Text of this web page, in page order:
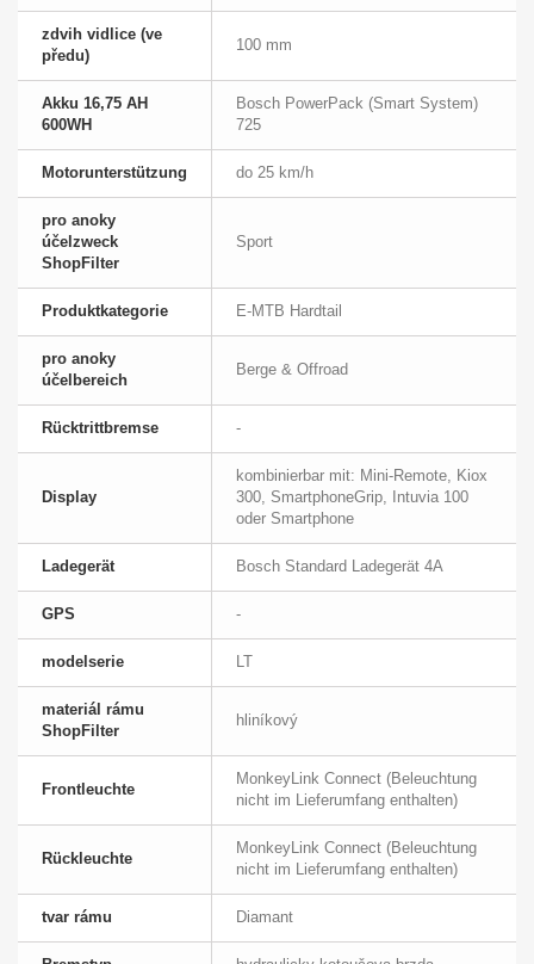
zdvih vidlice (ve
předu)
100 mm
Akku 16,75 AH
600WH
Bosch PowerPack (Smart System)
725
Motorunterstützung do 25 km/h
pro anoky
účelzweck
ShopFilter
Sport
Produktkategorie E-MTB Hardtail
pro anoky
účelbereich
Berge & Offroad
Rücktrittbremse -
Display
kombinierbar mit: Mini-Remote, Kiox
300, SmartphoneGrip, Intuvia 100
oder Smartphone
Ladegerät Bosch Standard Ladegerät 4A
GPS -
modelserie LT
materiál rámu
ShopFilter
hliníkový
Frontleuchte
MonkeyLink Connect (Beleuchtung
nicht im Lieferumfang enthalten)
Rückleuchte
MonkeyLink Connect (Beleuchtung
nicht im Lieferumfang enthalten)
tvar rámu Diamant